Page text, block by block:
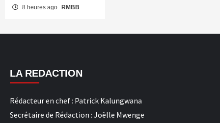
8 heures ago RMBB
LA REDACTION
Rédacteur en chef : Patrick Kalungwana
Secrétaire de Rédaction : Joëlle Mwenge